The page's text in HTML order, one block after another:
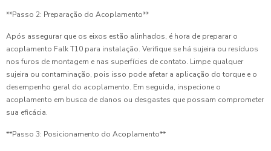
**Passo 2: Preparação do Acoplamento**
Após assegurar que os eixos estão alinhados, é hora de preparar o
acoplamento Falk T10 para instalação. Verifique se há sujeira ou resíduos
nos furos de montagem e nas superfícies de contato. Limpe qualquer
sujeira ou contaminação, pois isso pode afetar a aplicação do torque e o
desempenho geral do acoplamento. Em seguida, inspecione o
acoplamento em busca de danos ou desgastes que possam comprometer
sua eficácia.
**Passo 3: Posicionamento do Acoplamento**